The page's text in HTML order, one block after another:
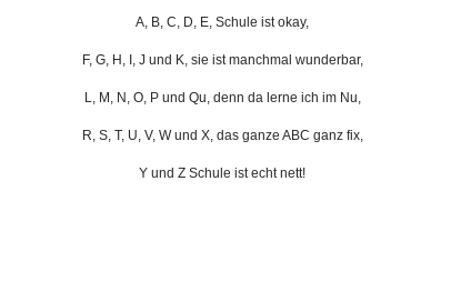
A, B, C, D, E, Schule ist okay,
F, G, H, I, J und K, sie ist manchmal wunderbar,
L, M, N, O, P und Qu, denn da lerne ich im Nu,
R, S, T, U, V, W und X, das ganze ABC ganz fix,
Y und Z Schule ist echt nett!
in der Halle!